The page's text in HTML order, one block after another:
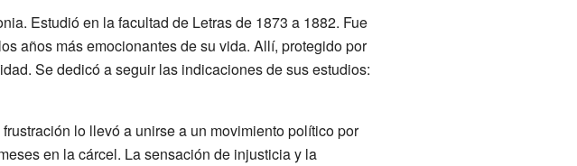
Estudió en la facultad de Letras de 1873 a 1882. Fue
años más emocionantes de su vida. Allí, protegido por
Se dedicó a seguir las indicaciones de sus estudios:
lo llevó a unirse a un movimiento político por
en la cárcel. La sensación de injusticia y la